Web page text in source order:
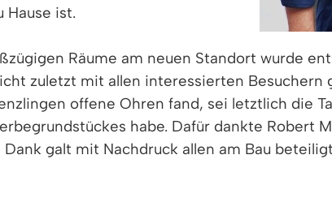
Hause ist.
Räume am neuen Standort wurde
zuletzt mit allen interessierten
offene Ohren fand, sei letztlich die
habe. Dafür dankte Robert
galt mit Nachdruck allen am Bau